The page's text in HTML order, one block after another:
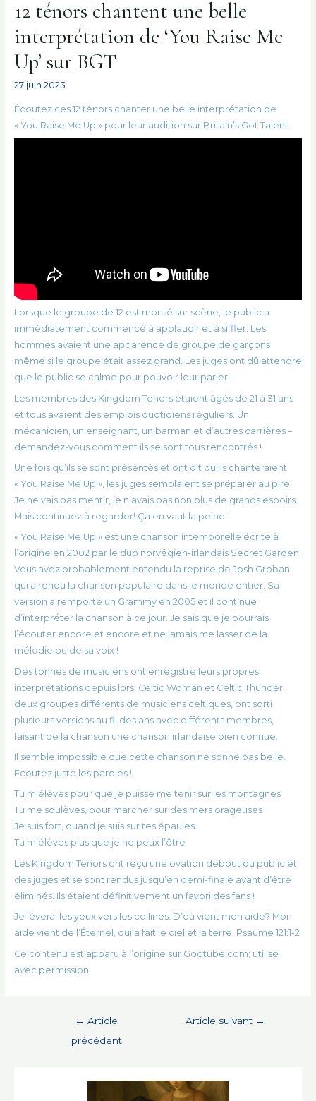
12 ténors chantent une belle
interprétation de ‘You Raise Me
Up’ sur BGT
27 juin 2023
Écoutez ces 12 ténors chanter une belle interprétation de
« You Raise Me Up » pour leur audition sur Britain’s Got Talent.
Lorsque le groupe de 12 est monté sur scène, le public a
immédiatement commencé à applaudir et à siffler. Les
hommes avaient une apparence de groupe de garçons
même si le groupe était assez grand. Les juges ont dû attendre
que le public se calme pour pouvoir leur parler !
Les membres des Kingdom Tenors étaient âgés de 21 à 31 ans
et tous avaient des emplois quotidiens réguliers. Un
mécanicien, un enseignant, un barman et d’autres carrières –
demandez-vous comment ils se sont tous rencontrés !
Une fois qu’ils se sont présentés et ont dit qu’ils chanteraient
« You Raise Me Up », les juges semblaient se préparer au pire.
Je ne vais pas mentir, je n’avais pas non plus de grands espoirs.
Mais continuez à regarder! Ça en vaut la peine!
« You Raise Me Up » est une chanson intemporelle écrite à
l’origine en 2002 par le duo norvégien-irlandais Secret Garden.
Vous avez probablement entendu la reprise de Josh Groban
qui a rendu la chanson populaire dans le monde entier. Sa
version a remporté un Grammy en 2005 et il continue
d’interpréter la chanson à ce jour. Je sais que je pourrais
l’écouter encore et encore et ne jamais me lasser de la
mélodie ou de sa voix !
Des tonnes de musiciens ont enregistré leurs propres
interprétations depuis lors. Celtic Woman et Celtic Thunder,
deux groupes différents de musiciens celtiques, ont sorti
plusieurs versions au fil des ans avec différents membres,
faisant de la chanson une chanson irlandaise bien connue.
Il semble impossible que cette chanson ne sonne pas belle.
Écoutez juste les paroles !
Tu m’élèves pour que je puisse me tenir sur les montagnes
Tu me soulèves, pour marcher sur des mers orageuses
Je suis fort, quand je suis sur tes épaules
Tu m’élèves plus que je ne peux l’être
Les Kingdom Tenors ont reçu une ovation debout du public et
des juges et se sont rendus jusqu’en demi-finale avant d’être
éliminés. Ils étaient définitivement un favori des fans !
Je lèverai les yeux vers les collines. D’où vient mon aide? Mon
aide vient de l’Éternel, qui a fait le ciel et la terre. Psaume 121:1-2
Ce contenu est apparu à l’origine sur Godtube.com; utilisé
avec permission.
← Article
précédent
Article suivant →